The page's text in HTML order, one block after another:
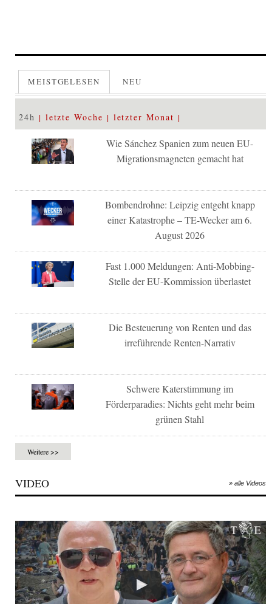
MEISTGELESEN NEU
24h letzte Woche letzter Monat
Wie Sánchez Spanien zum neuen EU-
Migrationsmagneten gemacht hat
Bombendrohne: Leipzig entgeht knapp
einer Katastrophe – TE-Wecker am 6.
August 2026
Fast 1.000 Meldungen: Anti-Mobbing-
Stelle der EU-Kommission überlastet
Die Besteuerung von Renten und das
irreführende Renten-Narrativ
Schwere Katerstimmung im
Förderparadies: Nichts geht mehr beim
grünen Stahl
Weitere >>
VIDEO » alle Videos